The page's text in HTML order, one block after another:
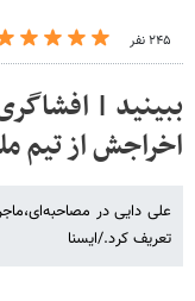
۲۴۵ نفر
ببینید |
اخراجش از تیم
علی دایی در
تعریف کرد./ایسنا